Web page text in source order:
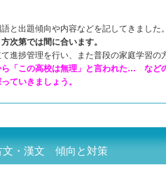
と出題傾向や内容などを記してきました
次第では間に合います。
進捗管理を行い、また普段の家庭学習の
「この高校は無理」と言われた… など
ていきましょう。
・漢文 傾向と対策